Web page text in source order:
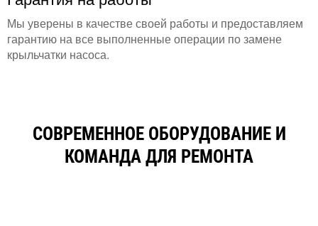
Мы уверены в качестве своей работы и предоставляем
гарантию на все выполненные операции по замене
крыльчатки насоса.
СОВРЕМЕННОЕ ОБОРУДОВАНИЕ И
КОМАНДА ДЛЯ РЕМОНТА